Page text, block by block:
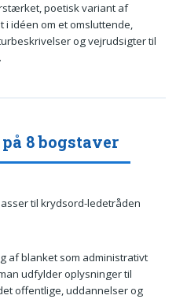
poetisk variant af
idéen om et omsluttende,
og vejrudsigter til
8 bogstaver
til krydsord-ledetråden
af blanket som administrativt
udfylder oplysninger til
offentlige, uddannelser og